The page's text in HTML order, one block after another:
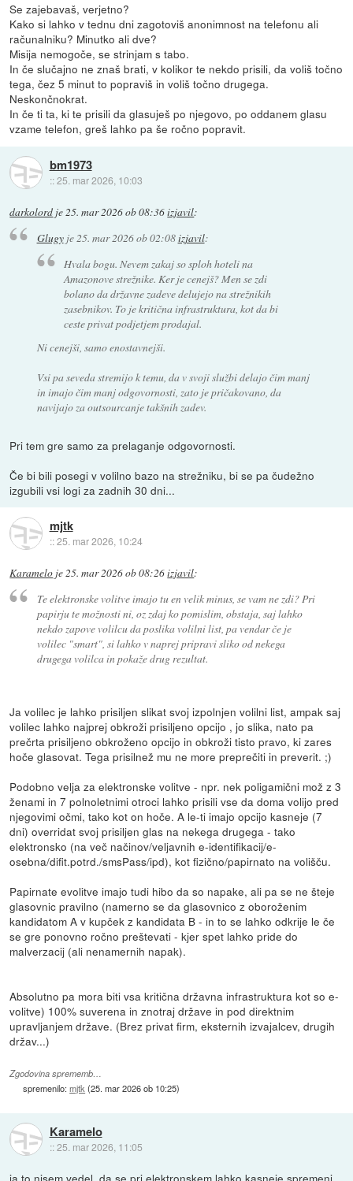
Se zajebavaš, verjetno?
Kako si lahko v tednu dni zagotoviš anonimnost na telefonu ali
računalniku? Minutko ali dve?
Misija nemogoče, se strinjam s tabo.
In če slučajno ne znaš brati, v kolikor te nekdo prisili, da voliš točno
tega, čez 5 minut to popraviš in voliš točno drugega.
Neskončnokrat.
In če ti ta, ki te prisili da glasuješ po njegovo, po oddanem glasu
vzame telefon, greš lahko pa še ročno popravit.
bm1973
::25. mar 2026, 10:03
darkolord je 25. mar 2026 ob 08:36izjavil:
Glugyje25. mar 2026 ob 02:08izjavil:
Hvala bogu. Nevem zakaj so sploh hoteli na
Amazonove strežnike. Ker je cenejš? Men se zdi
bolano da državne zadeve delujejo na strežnikih
zasebnikov. To je kritična infrastruktura, kot da bi
ceste privat podjetjem prodajal.
Ni cenejši, samo enostavnejši.
Vsi pa seveda stremijo k temu, da v svoji službi delajo čim manj
in imajo čim manj odgovornosti, zato je pričakovano, da
navijajo za outsourcanje takšnih zadev.
Pri tem gre samo za prelaganje odgovornosti.
Če bi bili posegi v volilno bazo na strežniku, bi se pa čudežno
izgubili vsi logi za zadnih 30 dni...
mjtk
::25. mar 2026, 10:24
Karamelo je25. mar 2026 ob 08:26izjavil:
Te elektronske volitve imajo tu en velik minus, se vam ne zdi? Pri
papirju te možnosti ni, oz zdaj ko pomislim, obstaja, saj lahko
nekdo zapove volilcu da poslika volilni list, pa vendar če je
volilec "smart", si lahko v naprej pripravi sliko od nekega
drugega volilca in pokaže drug rezultat.
Ja volilec je lahko prisiljen slikat svoj izpolnjen volilni list, ampak saj
volilec lahko najprej obkroži prisiljeno opcijo , jo slika, nato pa
prečrta prisiljeno obkroženo opcijo in obkroži tisto pravo, ki zares
hoče glasovat. Tega prisilnež mu ne more preprečiti in preverit. ;)
Podobno velja za elektronske volitve - npr. nek poligamični mož z 3
ženami in 7 polnoletnimi otroci lahko prisili vse da doma volijo pred
njegovimi očmi, tako kot on hoče. A le-ti imajo opcijo kasneje (7
dni) overridat svoj prisiljen glas na nekega drugega - tako
elektronsko (na več načinov/veljavnih e-identifikacij/e-
osebna/difit.potrd./smsPass/ipd), kot fizično/papirnato na volišču.
Papirnate evolitve imajo tudi hibo da so napake, ali pa se ne šteje
glasovnic pravilno (namerno se da glasovnico z oboroženim
kandidatom A v kupček z kandidata B - in to se lahko odkrije le če
se gre ponovno ročno preštevati - kjer spet lahko pride do
malverzacij (ali nenamernih napak).
Absolutno pa mora biti vsa kritična državna infrastruktura kot so e-
volitve) 100% suverena in znotraj države in pod direktnim
upravljanjem države. (Brez privat firm, eksternih izvajalcev, drugih
držav...)
Zgodovina sprememb…
spremenilo:mjtk(25. mar 2026 ob 10:25)
Karamelo
::25. mar 2026, 11:05